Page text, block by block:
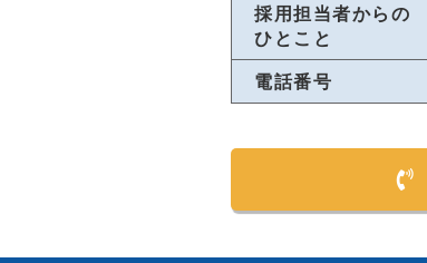
採用担当者からの
ひとこと
電話番号